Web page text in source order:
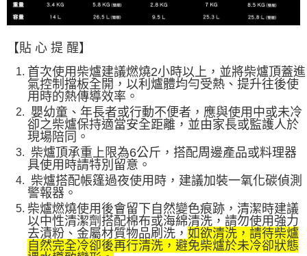
【貼 心 提 醒】
首次使用柴爐建議燃燒2小時以上，並將柴爐頂蓋進
氣控制擋板全開，以利爐體均勻受熱、提升往後使
用時的熱傳導效率。
嬰幼童、年長者或行動不便者，應與使用中或未冷
卻之柴爐保持適當安全距離，並由家長或監護人於
現場陪同 。
柴爐頂承重上限為6公斤，搭配周邊產品或料理器
具使用時請特別留意 。
柴爐搭配帳篷過夜使用時，建議加裝一氧化碳偵測
警報器 。
柴爐燃燒使用後會留下自然變色痕跡，清潔時建議
以中性清潔劑搭配棉布或海綿清洗，請勿使用強力
去漬粉、金屬材質物品刷洗， 如欲清洗，請待柴爐
自然完全冷卻後再行清洗，避免柴爐於未冷卻狀態